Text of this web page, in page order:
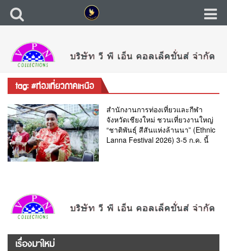
tag: #ท่องเที่ยวภาคเหนือ
สำนักงานการท่องเที่ยวและกีฬา
จังหวัดเชียงใหม่ ชวนเที่ยวงานใหญ่
“ชาติพันธุ์ สีสันแห่งล้านนา” (Ethnic
Lanna Festival 2026) 3-5 ก.ค. นี้
เรื่องมาใหม่